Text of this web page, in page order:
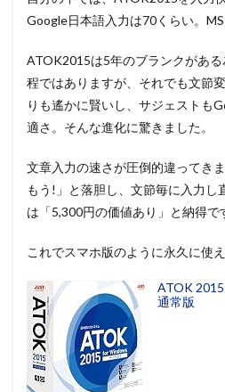
Google日本語入力は70くらい。MS
ATOK2015は5年のブランクがあ
程ではありますが、それでも文節
りも遙かに賢いし、サジェストも
適さ。そんな進化に驚きました。
文章入力の速さが圧倒的違ってき
もう!」と落胆し、文節毎に入力し
は「5,300円の価値あり」と納得で
これでスマホ版のように永久に使え
ATOK
通常版